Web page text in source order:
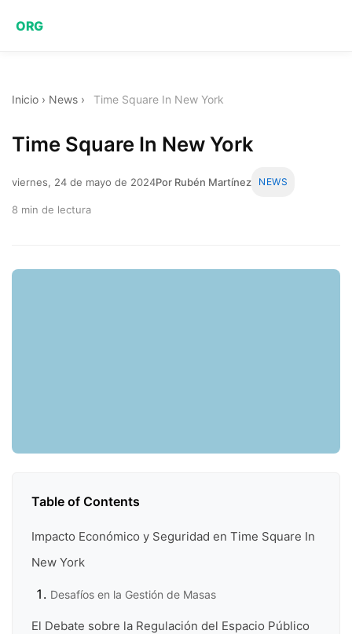
ORG
Inicio › News › Time Square In New York
Time Square In New York
viernes, 24 de mayo de 2024Por Rubén Martínez NEWS
8 min de lectura
Table of Contents
Impacto Económico y Seguridad en Time Square In
New York
Desafíos en la Gestión de Masas
El Debate sobre la Regulación del Espacio Público